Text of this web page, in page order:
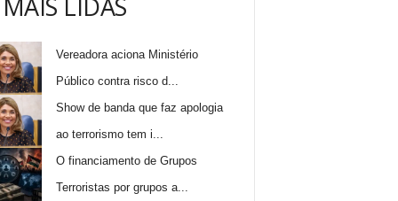
LIDAS
Vereadora aciona Ministério
Público contra risco d...
Show de banda que faz apologia
ao terrorismo tem i...
O financiamento de Grupos
Terroristas por grupos a...